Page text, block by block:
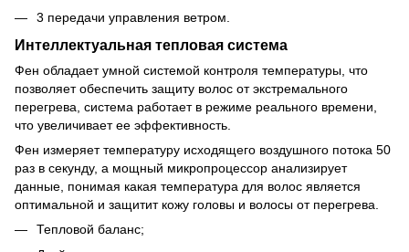
3 передачи управления ветром.
Интеллектуальная тепловая система
Фен обладает умной системой контроля температуры, что
позволяет обеспечить защиту волос от экстремального
перегрева, система работает в режиме реального времени,
что увеличивает ее эффективность.
Фен измеряет температуру исходящего воздушного потока 50
раз в секунду, а мощный микропроцессор анализирует
данные, понимая какая температура для волос является
оптимальной и защитит кожу головы и волосы от перегрева.
Тепловой баланс;